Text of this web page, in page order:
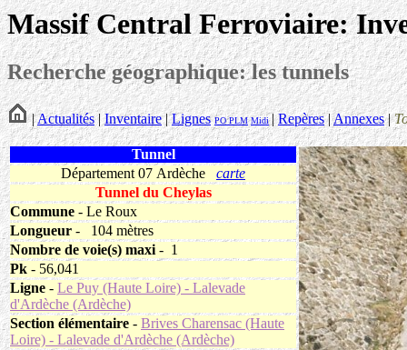
Massif Central Ferroviaire:
Recherche géographique: les tunnels
|Actualités| Inventaire|Lignes POPLM Midi |Repères|Annexes|
Tunnel
Département 07 Ardèche carte
Tunnel du Cheylas
Commune - Le Roux
Longueur -
104 mètres
Nombre de voie(s) maxi - 1
Pk - 56,041
Ligne - Le Puy (Haute Loire) - Lalevade
d'Ardèche (Ardèche)
Section élémentaire - Brives Charensac (Haute
Loire) - Lalevade d'Ardèche (Ardèche)